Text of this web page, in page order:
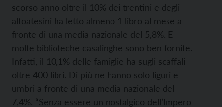
scorso anno oltre il 10% dei trentini e degli
altoatesini ha letto almeno 1 libro al mese a
fronte di una media nazionale del 5,8%. E
molte biblioteche casalinghe sono ben fornite.
Infatti, il 10,1% delle famiglie ha sugli scaffali
oltre 400 libri. Di più ne hanno solo liguri e
umbri a fronte di una media nazionale del
7,4%. “Senza essere un nostalgico dell’Impero